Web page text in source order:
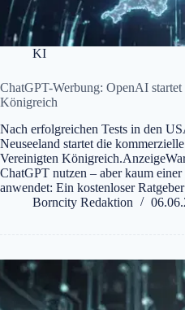
KI
ChatGPT-Werbung: OpenAI
Königreich
Nach erfolgreichen Tests in den
Neuseeland startet die
Vereinigten
ChatGPT nutzen – aber kaum
anwendet: Ein kostenloser
Borncity Redaktion